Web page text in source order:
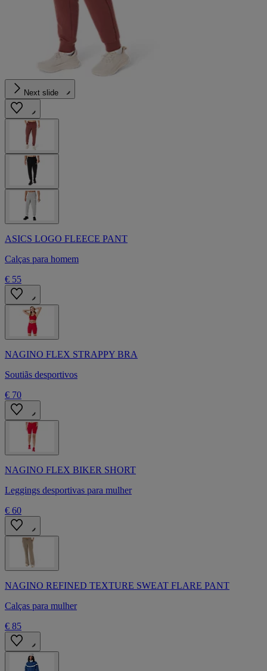
Next slide
ASICS LOGO FLEECE PANT
Calças para homem
€ 55
NAGINO FLEX STRAPPY BRA
Soutiãs desportivos
€ 70
NAGINO FLEX BIKER SHORT
Leggings desportivas para mulher
€ 60
NAGINO REFINED TEXTURE SWEAT FLARE PANT
Calças para mulher
€ 85